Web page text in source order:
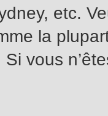
etc.
la
vous